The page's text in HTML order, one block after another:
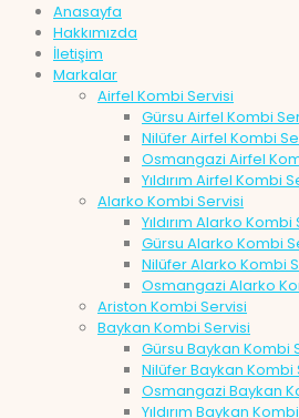
Anasayfa
Hakkımızda
İletişim
Markalar
Airfel Kombi Servisi
Gürsu Airfel Kombi
Nilüfer Airfel Kombi
Osmangazi Airfel
Yıldırım Airfel Kombi
Alarko Kombi Servisi
Yıldırım Alarko Kombi
Gürsu Alarko Kombi
Nilüfer Alarko Kombi
Osmangazi Alarko
Ariston Kombi Servisi
Baykan Kombi Servisi
Gürsu Baykan Kombi
Nilüfer Baykan Kombi
Osmangazi Baykan
Yıldırım Baykan